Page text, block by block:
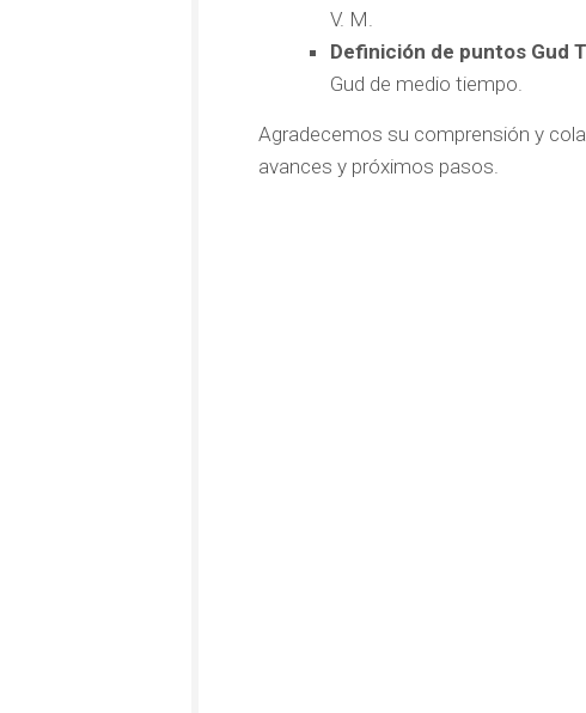
V. M.
Definición de puntos Gud
Gud de medio tiempo.
Agradecemos su comprensión y
avances y próximos pasos.